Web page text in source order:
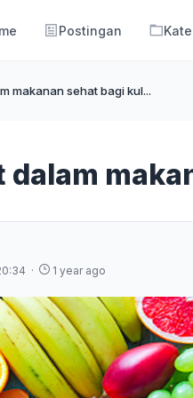
Postingan
makanan sehat bagi kul...
dalam
· 1 year ago